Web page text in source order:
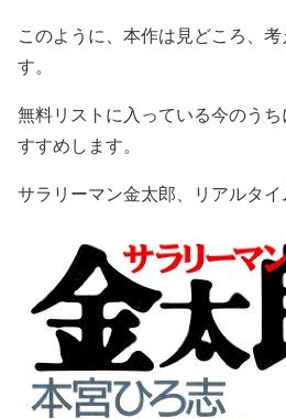
このように、本作は見どころ、
す。
無料リストに入っている今のう
すすめします。
サラリーマン金太郎、リアルタイ